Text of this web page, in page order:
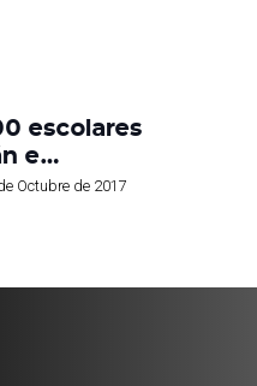
escolares
e…
Octubre de 2017